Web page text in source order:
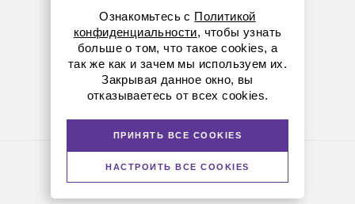
8 (800) 234-05-08
8-863-303-55-00
© Диаэм, 1988 — 2026. Все права защищены
Ознакомьтесь с Политикой
конфиденциальности, чтобы узнать
больше о том, что такое cookies, а
так же как и зачем мы используем их.
Закрывая данное окно, вы
отказываетесь от всех cookies.
ПРИНЯТЬ ВСЕ COOKIES
НАСТРОИТЬ ВСЕ COOKIES